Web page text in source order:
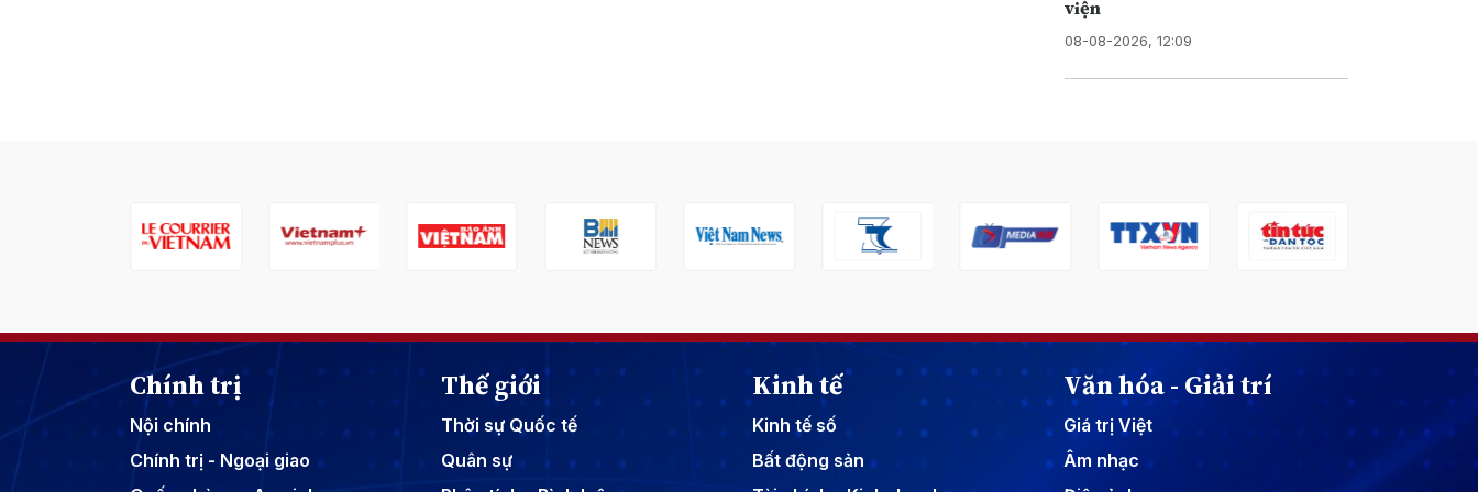
viện
08-08-2026, 12:09
Chính trị
Nội chính
Chính trị - Ngoại giao
Thế giới
Thời sự Quốc tế
Quân sự
Kinh tế
Kinh tế số
Bất động sản
Văn hóa - Giải trí
Giá trị Việt
Âm nhạc